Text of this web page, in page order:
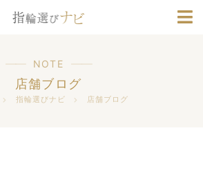
ブランド情報
NOTE
店舗ブログ
指輪選びナビ 店舗ブログ